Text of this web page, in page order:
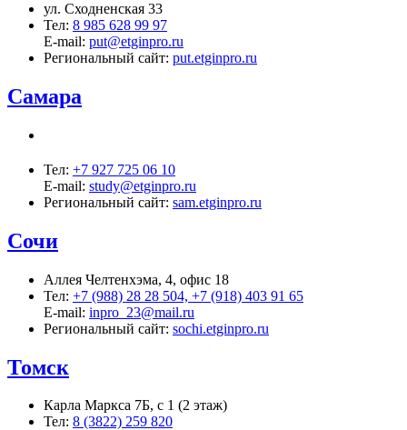
ул. Сходненская 33
Тел: 8 985 628 99 97
E-mail: put@etginpro.ru
Региональный сайт: put.etginpro.ru
Самара
Тел: +7 927 725 06 10
E-mail: study@etginpro.ru
Региональный сайт: sam.etginpro.ru
Сочи
Аллея Челтенхэма, 4, офис 18
Тел: +7 (988) 28 28 504, +7 (918) 403 91 65
E-mail: inpro_23@mail.ru
Региональный сайт: sochi.etginpro.ru
Томск
Карла Маркса 7Б, с 1 (2 этаж)
Тел: 8 (3822) 259 820